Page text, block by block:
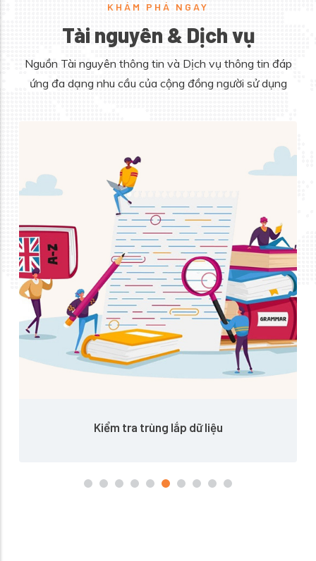
KHÁM PHÁ NGAY
Tài nguyên & Dịch vụ
Nguồn Tài nguyên thông tin và Dịch vụ thông tin đáp
ứng đa dạng nhu cầu của cộng đồng người sử dụng
Kiểm tra trùng lắp dữ liệu